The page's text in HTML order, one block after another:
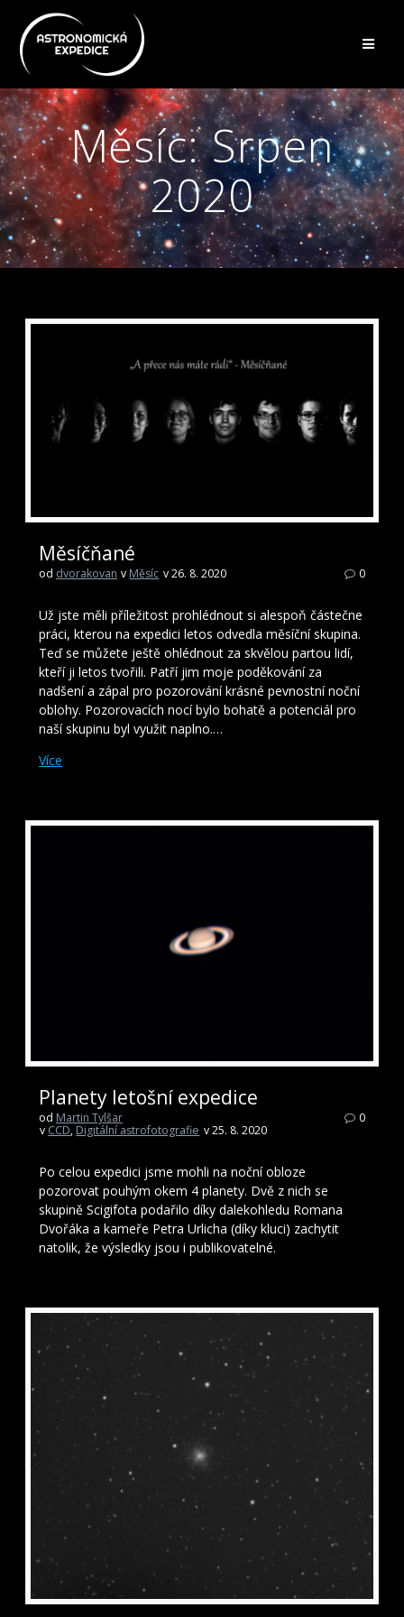
Měsíc:Srpen
2020
Měsíčňané
od dvorakovan v Měsíc v 26. 8. 2020 0
Už jste měli příležitost prohlédnout si alespoň částečne
práci, kterou na expedici letos odvedla měsíční skupina.
Teď se můžete ještě ohlédnout za skvělou partou lidí,
kteří ji letos tvořili. Patří jim moje poděkování za
nadšení a zápal pro pozorování krásné pevnostní noční
oblohy. Pozorovacích nocí bylo bohatě a potenciál pro
naší skupinu byl využit naplno.…
Více
Planety letošní expedice
od Martin Tylšar
v CCD, Digitální astrofotografie v 25. 8. 2020
0
Po celou expedici jsme mohli na noční obloze
pozorovat pouhým okem 4 planety. Dvě z nich se
skupině Scigifota podařilo díky dalekohledu Romana
Dvořáka a kameře Petra Urlicha (díky kluci) zachytit
natolik, že výsledky jsou i publikovatelné.